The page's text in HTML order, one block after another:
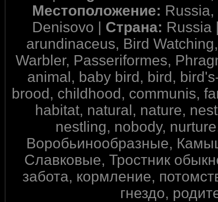
Местоположение:
Denisovo | Страна: Russia
arundinaceus, Bird
Warbler, Passeriformes,
animal, baby bird, bird,
brood, childhood, communis,
habitat, natural, nature,
nestling, nobody,
Воробьинообразные,
Славковые, Тростник
забота, кормление,
гнездо,